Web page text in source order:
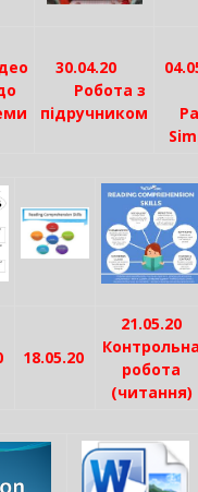
30.04.20
Робота з
підручником
18.05.20
21.05.20
Контрольна
робота
(читання)